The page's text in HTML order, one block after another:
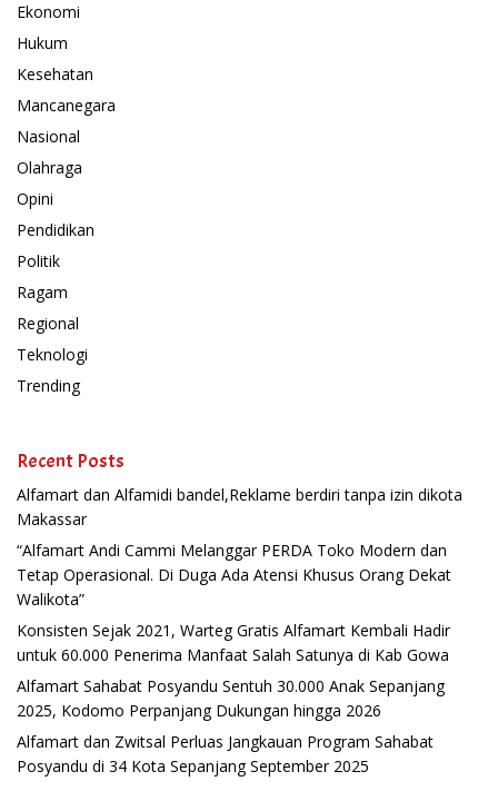
Ekonomi
Hukum
Kesehatan
Mancanegara
Nasional
Olahraga
Opini
Pendidikan
Politik
Ragam
Regional
Teknologi
Trending
Recent Posts
Alfamart dan Alfamidi bandel,Reklame berdiri tanpa izin dikota
Makassar
“Alfamart Andi Cammi Melanggar PERDA Toko Modern dan
Tetap Operasional. Di Duga Ada Atensi Khusus Orang Dekat
Walikota”
Konsisten Sejak 2021, Warteg Gratis Alfamart Kembali Hadir
untuk 60.000 Penerima Manfaat Salah Satunya di Kab Gowa
Alfamart Sahabat Posyandu Sentuh 30.000 Anak Sepanjang
2025, Kodomo Perpanjang Dukungan hingga 2026
Alfamart dan Zwitsal Perluas Jangkauan Program Sahabat
Posyandu di 34 Kota Sepanjang September 2025